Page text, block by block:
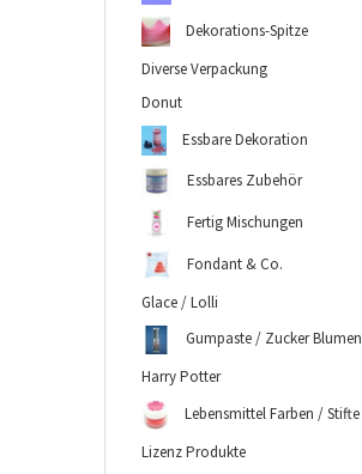
Dekorations-Spitze
Diverse Verpackung
Donut
Essbare Dekoration
Essbares Zubehör
Fertig Mischungen
Fondant & Co.
Glace / Lolli
Gumpaste / Zucker Blumen
Harry Potter
Lebensmittel Farben / Stifte
Lizenz Produkte